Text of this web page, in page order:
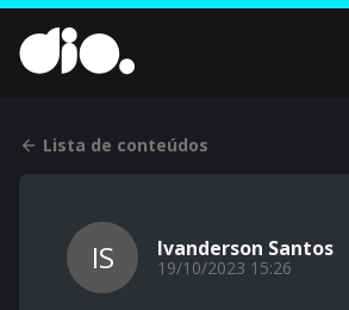
Lista de conteúdos
IS Ivanderson Santos
19/10/2023 15:26